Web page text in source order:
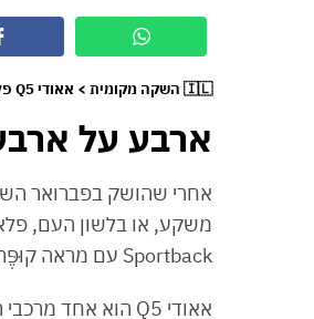
🇮🇱 השקה מקומית > אאודי Q5 פלאג-אין הייבריד החדש בישראל
ארבע על
משקע, או בלשון העם,
Sportback עם מראה קוּפֶּה, ובשתי רמות גימור: TFSIe 50 ו-TFSIe 55.